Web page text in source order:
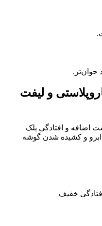
جوان‌تر.
و لیفت
اضافه و افتادگی پلک
و کشیده شدن گوشه
خفیف